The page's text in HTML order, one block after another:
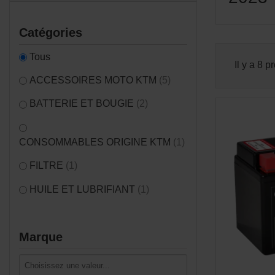
Catégories
Tous
ACCESSOIRES MOTO KTM (5)
BATTERIE ET BOUGIE (2)
CONSOMMABLES ORIGINE KTM (1)
FILTRE (1)
HUILE ET LUBRIFIANT (1)
Marque
Il y a 8